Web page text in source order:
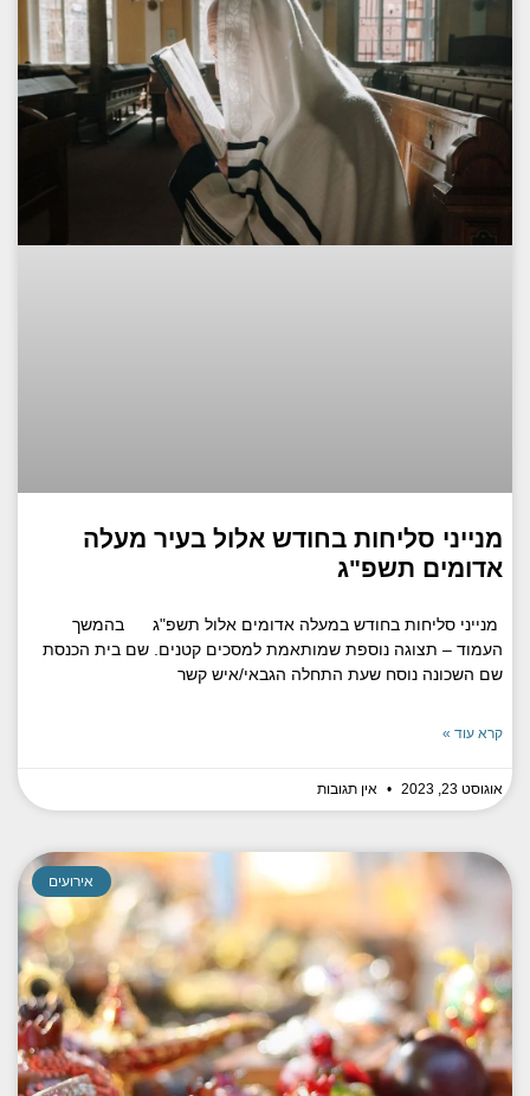
מנייני סליחות בחודש אלול בעיר מעלה
אדומים תשפ"ג
מנייני סליחות בחודש במעלה אדומים אלול תשפ"ג בהמשך
העמוד – תצוגה נוספת שמותאמת למסכים קטנים. שם בית הכנסת
שם השכונה נוסח שעת התחלה הגבאי/איש קשר
קרא עוד »
אוגוסט 23, 2023 אין תגובות
אירועים